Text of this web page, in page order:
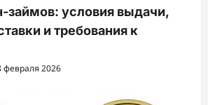
займов: условия выдачи,
и требования к
февраля 2026